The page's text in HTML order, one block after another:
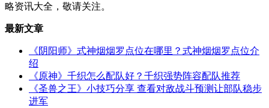
略资讯大全，敬请关注。
最新文章
《阴阳师》式神烟烟罗点位在哪里？式神烟烟罗点位介
绍
《原神》千织怎么配队好？千织强势阵容配队推荐
《圣兽之王》小技巧分享 查看对敌战斗预测让部队稳步
进军